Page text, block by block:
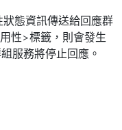
態資訊傳送給回應群
性>標籤，則會發生
服務將停止回應。